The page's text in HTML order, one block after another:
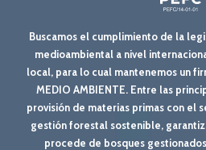
Buscamos el cumplimiento de la
medioambiental a nivel
local, para lo cual mantenemos un
MEDIO AMBIENTE. Entre las
provisión de materias primas con el
gestión forestal sostenible,
procede de bosques